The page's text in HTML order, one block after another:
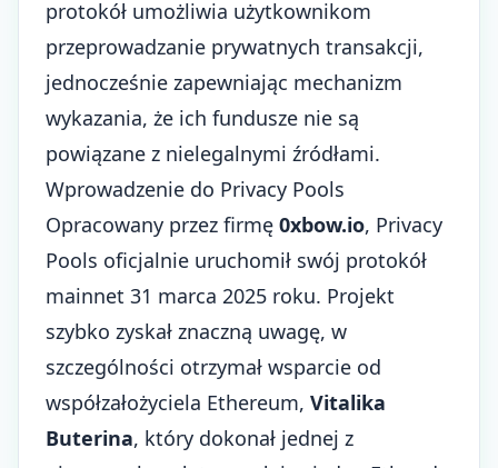
protokół umożliwia użytkownikom
przeprowadzanie prywatnych transakcji,
jednocześnie zapewniając mechanizm
wykazania, że ich fundusze nie są
powiązane z nielegalnymi źródłami.
Wprowadzenie do Privacy Pools
Opracowany przez firmę 0xbow.io, Privacy
Pools oficjalnie uruchomił swój protokół
mainnet 31 marca 2025 roku. Projekt
szybko zyskał znaczną uwagę, w
szczególności otrzymał wsparcie od
współzałożyciela Ethereum, Vitalika
Buterina, który dokonał jednej z